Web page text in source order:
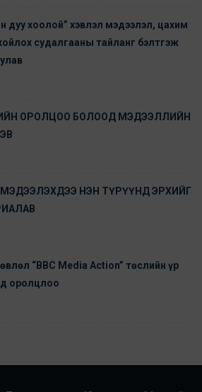
дуу хоолой” хэвлэл мэдээлэл, цахим
судалгааны тайланг бэлтгэж
ОРОЛЦОО БОЛООД МЭДЭЭЛЛИЙН
НЭН ТҮРҮҮНД ЭРХИЙГ
“BBC Media Action” төслийн үр
оролцлоо